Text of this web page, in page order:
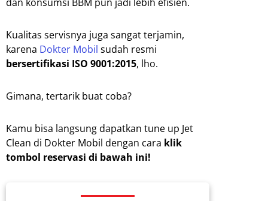
Kualitas servisnya juga sangat terjamin,
karena Dokter Mobil sudah resmi
bersertifikasi ISO 9001:2015, lho.
Gimana, tertarik buat coba?
Kamu bisa langsung dapatkan tune up Jet
Clean di Dokter Mobil dengan cara klik
tombol reservasi di bawah ini!